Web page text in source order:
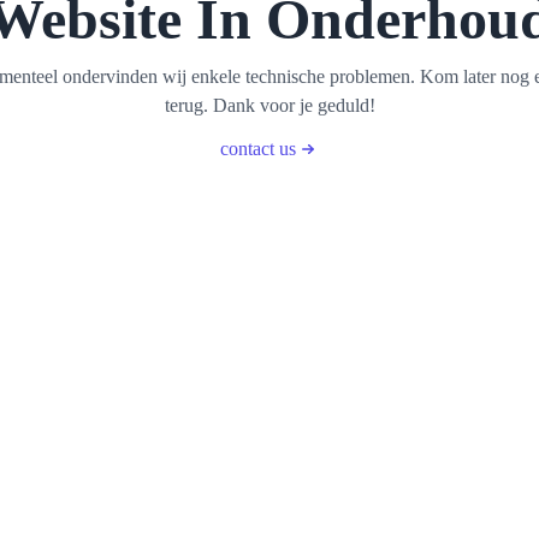
In
ondervinden wij enkele technische problemen. Kom later nog
terug. Dank voor je geduld!
contact us